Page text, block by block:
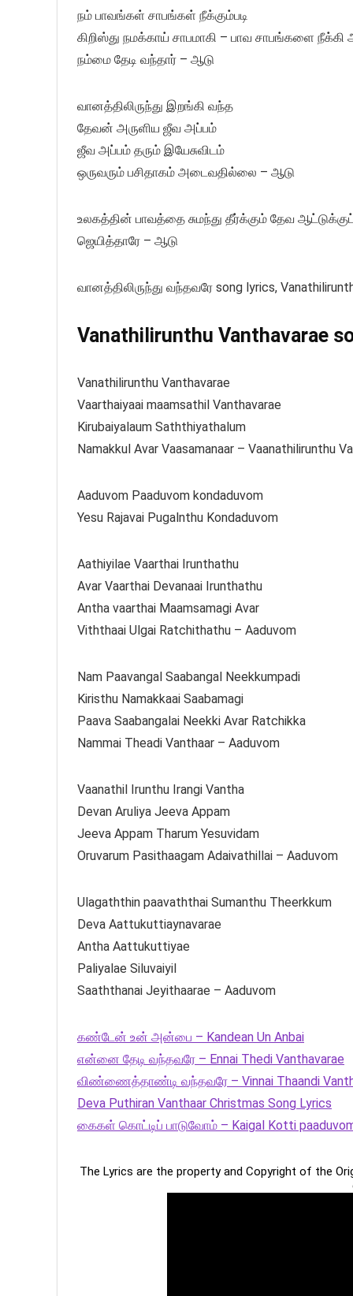
நம் பாவங்கள் சாபங்கள் நீக்கும்படி
கிறிஸ்து நமக்காய் சாபமாகி – பாவ சாபங்களை
நம்மை தேடி வந்தார் – ஆடு
வானத்திலிருந்து இறங்கி வந்த
தேவன் அருளிய ஜீவ அப்பம்
ஜீவ அப்பம் தரும் இயேசுவிடம்
ஒருவரும் பசிதாகம் அடைவதில்லை – ஆடு
உலகத்தின் பாவத்தை சுமந்து தீர்க்கும் தேவ
ஜெயித்தாரே – ஆடு
வானத்திலிருந்து வந்தவரே song lyrics,
Vanathilirunthu Vanthavarae
Vanathilirunthu Vanthavarae
Vaarthaiyaai maamsathil Vanthavarae
Kirubaiyalaum Saththiyathalum
Namakkul Avar Vaasamanaar – Vaanathilirunthu
Aaduvom Paaduvom kondaduvom
Yesu Rajavai Pugalnthu Kondaduvom
Aathiyilae Vaarthai Irunthathu
Avar Vaarthai Devanaai Irunthathu
Antha vaarthai Maamsamagi Avar
Viththaai Ulgai Ratchithathu – Aaduvom
Nam Paavangal Saabangal Neekkumpadi
Kiristhu Namakkaai Saabamagi
Paava Saabangalai Neekki Avar Ratchikka
Nammai Theadi Vanthaar – Aaduvom
Vaanathil Irunthu Irangi Vantha
Devan Aruliya Jeeva Appam
Jeeva Appam Tharum Yesuvidam
Oruvarum Pasithaagam Adaivathillai – Aaduvom
Ulagaththin paavaththai Sumanthu Theerkkum
Deva Aattukuttiaynavarae
Antha Aattukuttiyae
Paliyalae Siluvaiyil
Saaththanai Jeyithaarae – Aaduvom
கண்டேன் உன் அன்பை – Kandean Un Anbai
என்னை தேடி வந்தவரே – Ennai Thedi Vanthavarae
விண்ணைத்தாண்டி வந்தவரே – Vinnai Thaandi
Deva Puthiran Vanthaar Christmas Song Lyrics
கைகள் கொட்டிப் பாடுவோம் – Kaigal Kotti
The Lyrics are the property and Copyright of the